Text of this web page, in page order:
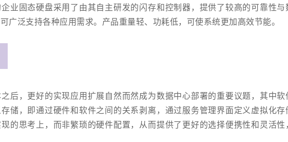
业固态硬盘采用了由其自主研发的闪存和控制器，提供了较高的可靠性
广泛支持各种应用需求。产品重量轻、功耗低，可使系统更加高效节能。
后，更好的实现应用扩展自然而然成为数据中心部署的重要议题，其中
储，即通过硬件和软件之间的关系剥离，通过服务管理界面定义虚拟化
的思考上，而非繁琐的硬件配置，从而提供了更好的选择便携性和灵活